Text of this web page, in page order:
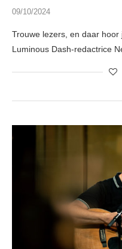
09/10/2024
Trouwe lezers, en daar
Luminous Dash-redactrice